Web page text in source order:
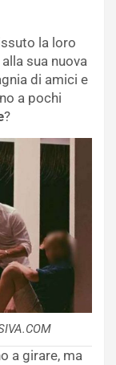
la loro
sua nuova
di amici e
a pochi
?
a girare, ma